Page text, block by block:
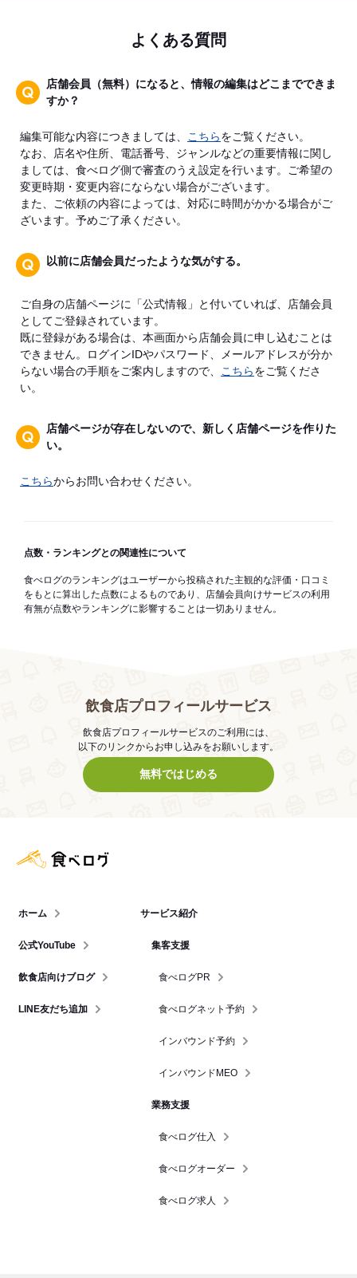
よくある質問
店舗会員（無料）になると、情報の編集はどこまでできま
すか？
編集可能な内容につきましては、 こちらをご覧ください。
なお、店名や住所、電話番号、ジャンルなどの重要情報に関し
ましては、食べログ側で審査のうえ設定を行います。ご希望の
変更時期・変更内容にならない場合がございます。
また、ご依頼の内容によっては、対応に時間がかかる場合がご
ざいます。予めご了承ください。
以前に店舗会員だったような気がする。
ご自身の店舗ページに「公式情報」と付いていれば、店舗会員
としてご登録されています。
既に登録がある場合は、本画面から店舗会員に申し込むことは
できません。ログインIDやパスワード、メールアドレスが分か
らない場合の手順をご案内しますので、
こちらをご覧くださ
い。
店舗ページが存在しないので、新しく店舗ページを作りた
い。
こちらからお問い合わせください。
点数・ランキングとの関連性について
食べログのランキングはユーザーから投稿された主観的な評価・口コミ
をもとに算出した点数によるものであり、店舗会員向けサービスの利用
有無が点数やランキングに影響することは一切ありません。
飲食店プロフィールサービス
飲食店プロフィールサービスのご利用には、
以下のリンクからお申し込みをお願いします。
無料ではじめる
ホーム
公式YouTube
飲食店向けブログ
LINE友だち追加
サービス紹介
集客支援
食べログPR
食べログネット予約
インバウンド予約
インバウンドMEO
業務支援
食べログ仕入
食べログオーダー
食べログ求人